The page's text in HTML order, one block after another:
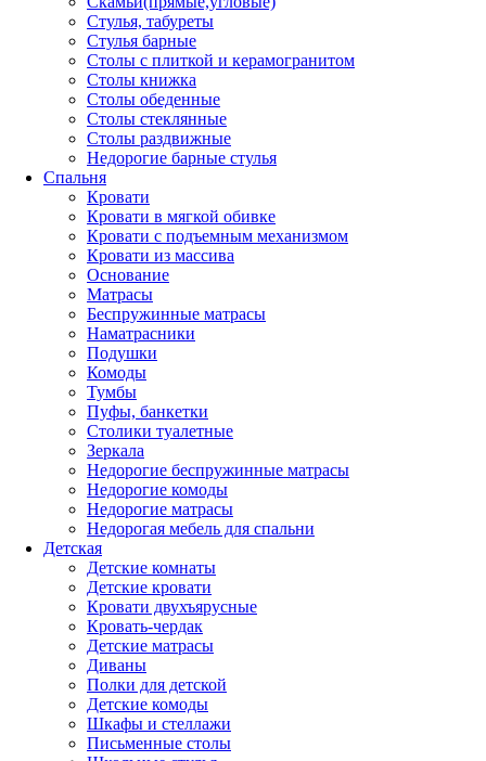
Стулья, табуреты
Стулья барные
Столы с плиткой и керамогранитом
Столы книжка
Столы обеденные
Столы стеклянные
Столы раздвижные
Недорогие барные стулья
Спальня
Кровати
Кровати в мягкой обивке
Кровати с подъемным механизмом
Кровати из массива
Основание
Матрасы
Беспружинные матрасы
Наматрасники
Подушки
Комоды
Тумбы
Пуфы, банкетки
Столики туалетные
Зеркала
Недорогие беспружинные матрасы
Недорогие комоды
Недорогие матрасы
Недорогая мебель для спальни
Детская
Детские комнаты
Детские кровати
Кровати двухъярусные
Кровать-чердак
Детские матрасы
Диваны
Полки для детской
Детские комоды
Шкафы и стеллажи
Письменные столы